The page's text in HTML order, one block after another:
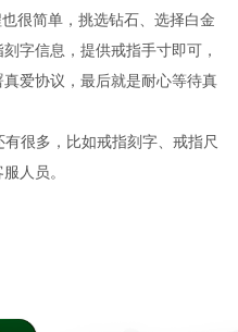
很简单，挑选钻石、选择白金
字信息，提供戒指手寸即可，
爱协议，最后就是耐心等待真
很多，比如戒指刻字、戒指尺
人员。